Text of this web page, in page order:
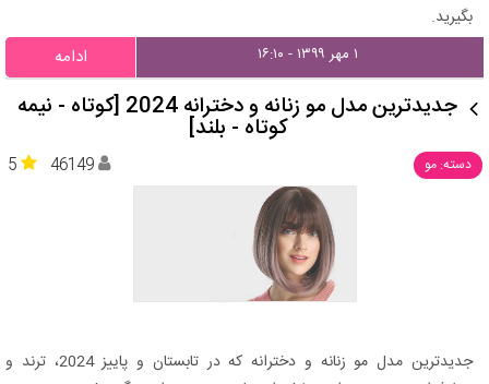
بگیرید.
۱ مهر ۱۳۹۹ - ۱۶:۱۰ ادامه
جدیدترین مدل مو زنانه و دخترانه 2024 [کوتاه - نیمه
کوتاه - بلند]
دسته: مو 5 46149
جدیدترین مدل مو زنانه و دخترانه که در تابستان و پاییز 2024، ترند و